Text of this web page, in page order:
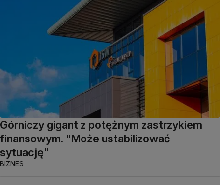
Górniczy gigant z potężnym zastrzykiem
finansowym. "Może ustabilizować
sytuację"
BIZNES